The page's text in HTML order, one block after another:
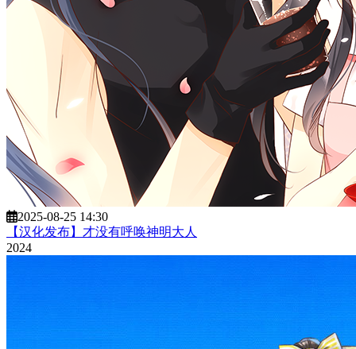
2025-08-25 14:30
【汉化发布】才没有呼唤神明大人
2024